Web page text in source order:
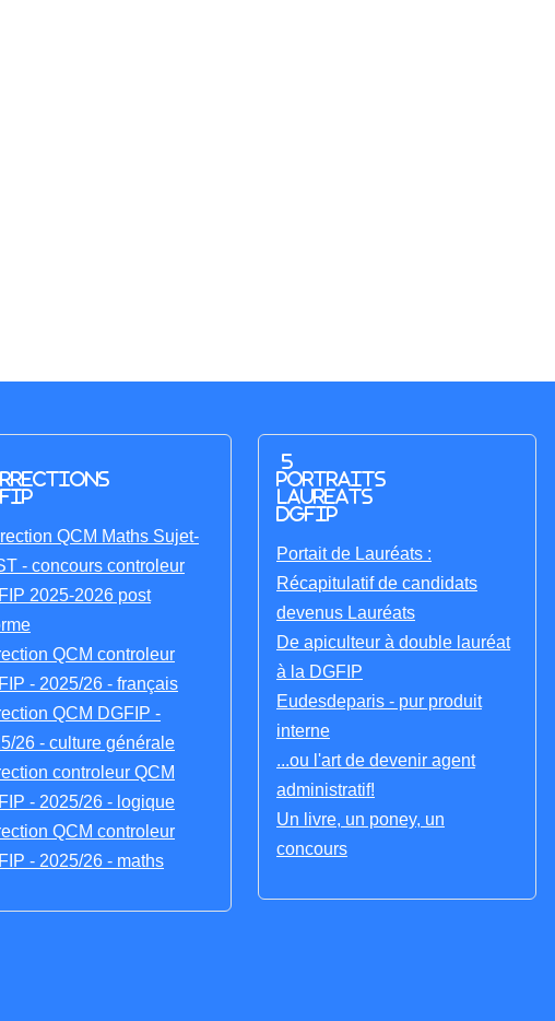
QCM Maths Sujet-
- concours controleur
2025-2026 post
QCM controleur
- 2025/26 - français
QCM DGFIP -
26 - culture générale
controleur QCM
- 2025/26 - logique
QCM controleur
- 2025/26 - maths
5
portraits
laureats
DGFIP
Portait de Lauréats :
Récapitulatif de candidats
devenus Lauréats
De apiculteur à double lauréat
à la DGFIP
Eudesdeparis - pur produit
interne
...ou l'art de devenir agent
administratif!
Un livre, un poney, un
concours